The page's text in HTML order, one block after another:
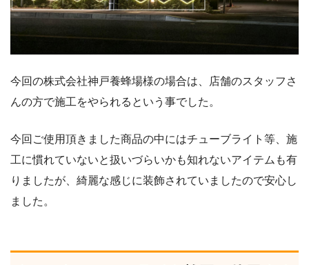
今回の株式会社神戸養蜂場様の場合は、店舗のスタッフさ
んの方で施工をやられるという事でした。
今回ご使用頂きました商品の中にはチューブライト等、施
工に慣れていないと扱いづらいかも知れないアイテムも有
りましたが、綺麗な感じに装飾されていましたので安心し
ました。